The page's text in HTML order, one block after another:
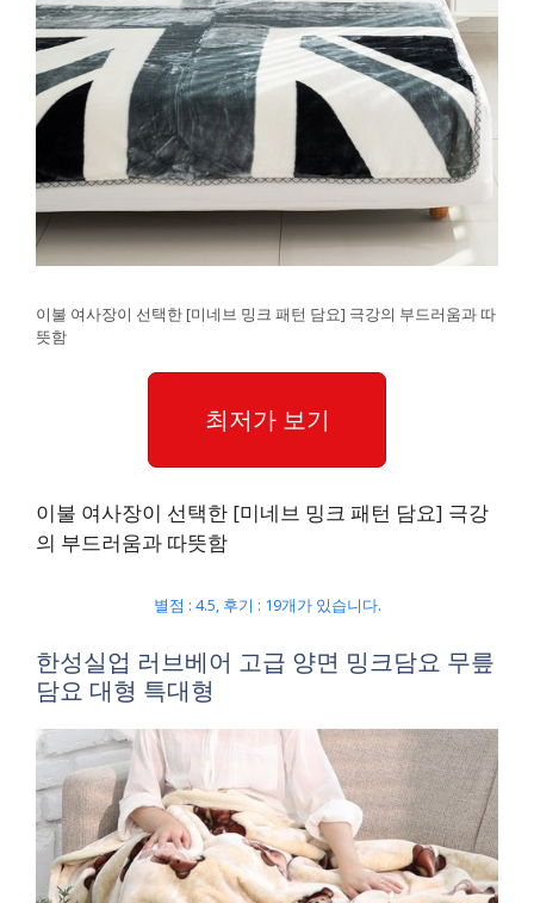
이불 여사장이 선택한 [미네브 밍크 패턴 담요] 극강의 부드러움과 따
뜻함
최저가 보기
이불 여사장이 선택한 [미네브 밍크 패턴 담요] 극강
의 부드러움과 따뜻함
별점 : 4.5, 후기 : 19개가 있습니다.
한성실업 러브베어 고급 양면 밍크담요 무릎
담요 대형 특대형